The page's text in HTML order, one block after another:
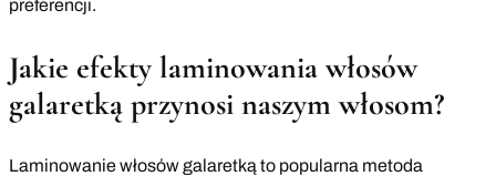
preferencji.
Jakie efekty laminowania włosów
galaretką przynosi naszym włosom?
Laminowanie włosów galaretką to popularna metoda